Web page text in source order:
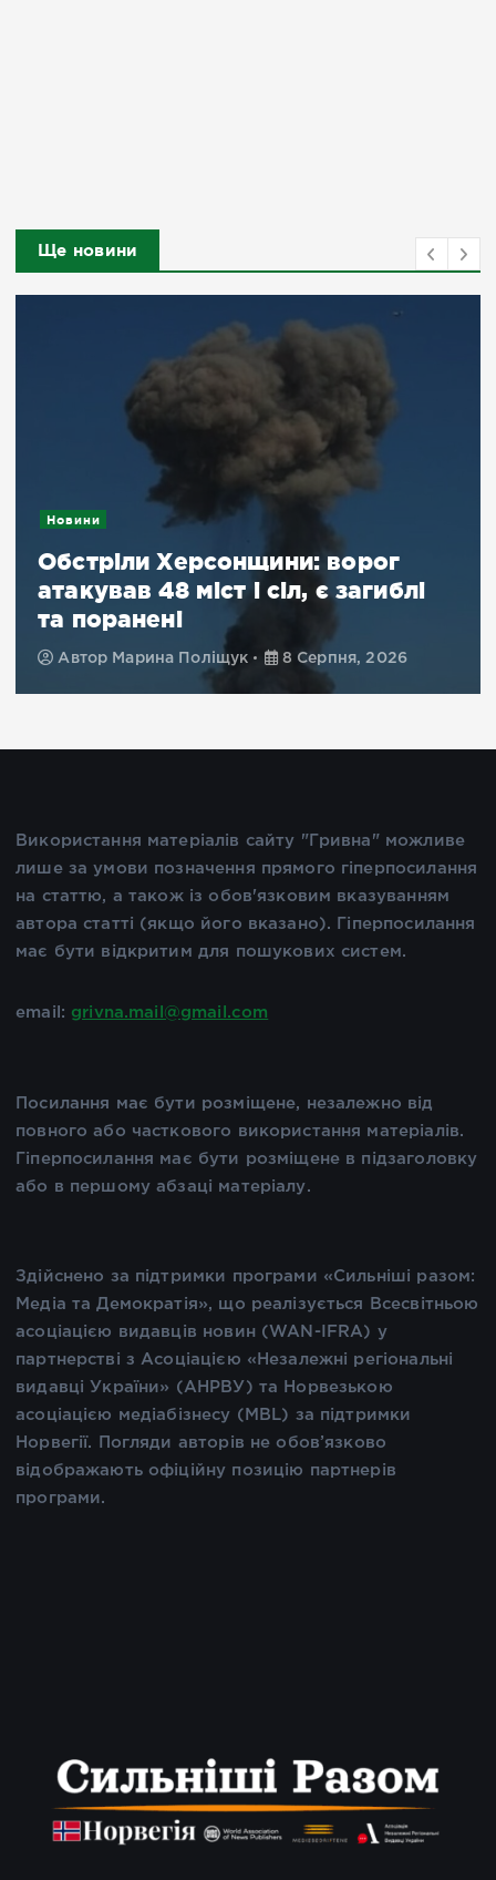
Ще новини
Новини
Обстріли Херсонщини: ворог
атакував 48 міст і сіл, є загиблі
та поранені
Автор Марина Поліщук 8 Серпня, 2026
Використання матеріалів сайту "Гривна" можливе
лише за умови позначення прямого гіперпосилання
на статтю, а також із обов'язковим вказуванням
автора статті (якщо його вказано). Гіперпосилання
має бути відкритим для пошукових систем.
email: grivna.mail@gmail.com
Посилання має бути розміщене, незалежно від
повного або часткового використання матеріалів.
Гіперпосилання має бути розміщене в підзаголовку
або в першому абзаці матеріалу.
Здійснено за підтримки програми «Сильніші разом:
Медіа та Демократія», що реалізується Всесвітньою
асоціацією видавців новин (WAN-IFRA) у
партнерстві з Асоціацією «Незалежні регіональні
видавці України» (АНРВУ) та Норвезькою
асоціацією медіабізнесу (MBL) за підтримки
Норвегії. Погляди авторів не обов’язково
відображають офіційну позицію партнерів
програми.